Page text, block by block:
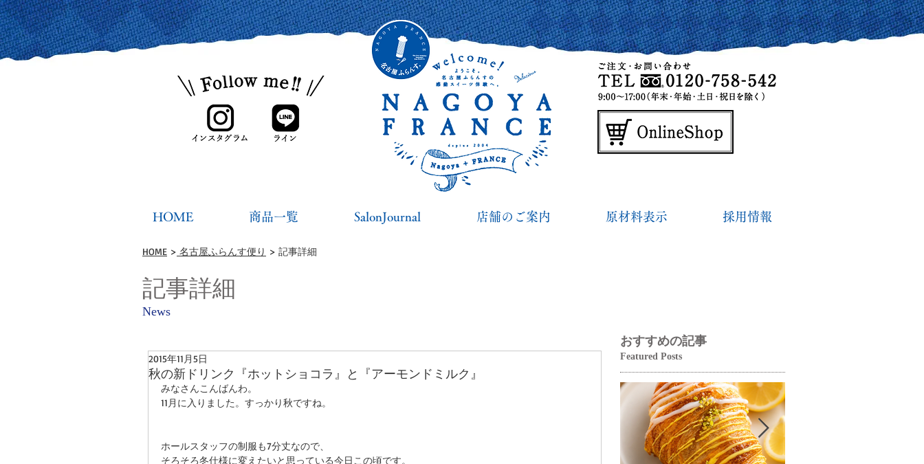
HOME 商品一覧 SalonJournal 店舗のご案内 原材料表示 採用情報
HOME > 名古屋ふらんす便り > 記事詳細
記事詳細
News
秋の新ドリンク『ホットショコラ』と『アーモンドミルク』
2015年11月5日
みなさんこんばんわ。
11月に入りました。すっかり秋ですね。
ホールスタッフの制服も7分丈なので、
そろそろ冬仕様に変えたいと思っている今日この頃です。
おすすめの記事
Featured Posts